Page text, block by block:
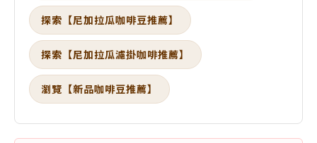
探索【尼加拉瓜咖啡豆推薦】
探索【尼加拉瓜濾掛咖啡推薦】
瀏覽【新品咖啡豆推薦】